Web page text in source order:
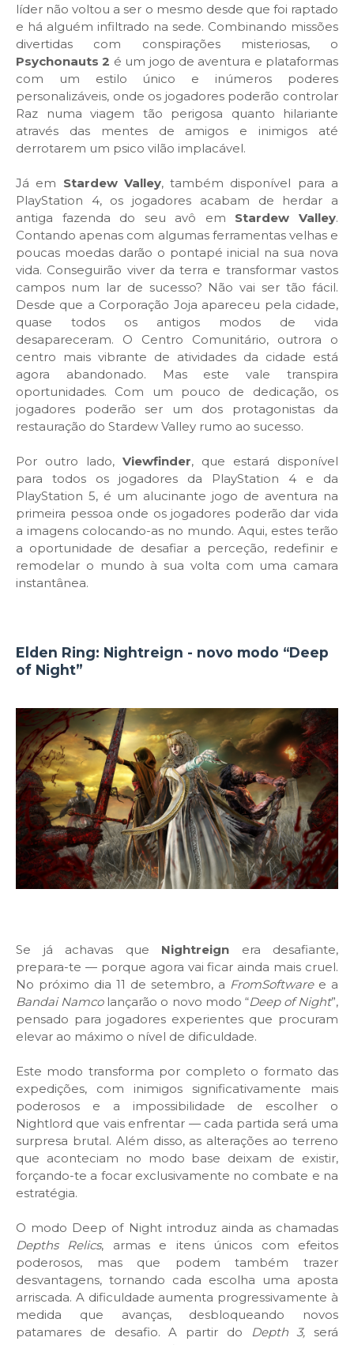
líder não voltou a ser o mesmo desde que foi raptado
e há alguém infiltrado na sede. Combinando missões
divertidas com conspirações misteriosas, o
Psychonauts 2 é um jogo de aventura e plataformas
com um estilo único e inúmeros poderes
personalizáveis, onde os jogadores poderão controlar
Raz numa viagem tão perigosa quanto hilariante
através das mentes de amigos e inimigos até
derrotarem um psico vilão implacável.
Já em Stardew Valley, também disponível para a
PlayStation 4, os jogadores acabam de herdar a
antiga fazenda do seu avô em Stardew Valley.
Contando apenas com algumas ferramentas velhas e
poucas moedas darão o pontapé inicial na sua nova
vida. Conseguirão viver da terra e transformar vastos
campos num lar de sucesso? Não vai ser tão fácil.
Desde que a Corporação Joja apareceu pela cidade,
quase todos os antigos modos de vida
desapareceram. O Centro Comunitário, outrora o
centro mais vibrante de atividades da cidade está
agora abandonado. Mas este vale transpira
oportunidades. Com um pouco de dedicação, os
jogadores poderão ser um dos protagonistas da
restauração do Stardew Valley rumo ao sucesso.
Por outro lado, Viewfinder, que estará disponível
para todos os jogadores da PlayStation 4 e da
PlayStation 5, é um alucinante jogo de aventura na
primeira pessoa onde os jogadores poderão dar vida
a imagens colocando-as no mundo. Aqui, estes terão
a oportunidade de desafiar a perceção, redefinir e
remodelar o mundo à sua volta com uma camara
instantânea.
Elden Ring: Nightreign - novo modo “Deep
of Night”
Se já achavas que Nightreign era desafiante,
prepara-te — porque agora vai ficar ainda mais cruel.
No próximo dia 11 de setembro, a FromSoftware e a
Bandai Namcolançarão o novo modo “Deep of Night”,
pensado para jogadores experientes que procuram
elevar ao máximo o nível de dificuldade.
Este modo transforma por completo o formato das
expedições, com inimigos significativamente mais
poderosos e a impossibilidade de escolher o
Nightlord que vais enfrentar — cada partida será uma
surpresa brutal. Além disso, as alterações ao terreno
que aconteciam no modo base deixam de existir,
forçando-te a focar exclusivamente no combate e na
estratégia.
O modo Deep of Night introduz ainda as chamadas
Depths Relics, armas e itens únicos com efeitos
poderosos, mas que podem também trazer
desvantagens, tornando cada escolha uma aposta
arriscada. A dificuldade aumenta progressivamente à
medida que avanças, desbloqueando novos
patamares de desafio. A partir do Depth 3, será